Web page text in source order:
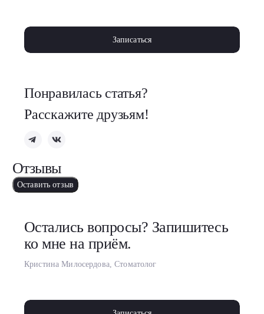
Записаться
Понравилась статья?
Расскажите друзьям!
Отзывы
Оставить отзыв
Остались вопросы? Запишитесь
ко мне на приём.
Кристина Милосердова, Стоматолог